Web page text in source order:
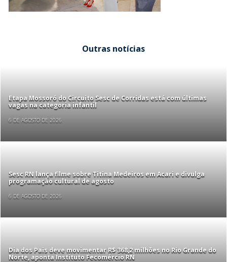
Outras notícias
Etapa Mossoró do Circuito Sesc de Corridas está com últimas
vagas na categoria infantil
6 DE AGOSTO DE 2026
Sesc RN lança filme sobre Titina Medeiros em Acari e divulga
programação cultural de agosto
6 DE AGOSTO DE 2026
Dia dos Pais deve movimentar R$ 368,2 milhões no Rio Grande do
Norte, aponta Instituto Fecomércio RN